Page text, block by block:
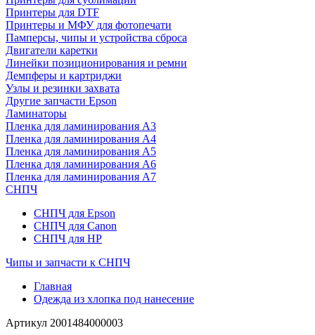
Принтеры для DTF
Принтеры и МФУ для фотопечати
Памперсы, чипы и устройства сброса
Двигатели каретки
Линейки позиционирования и ремни
Демпферы и картриджи
Узлы и резинки захвата
Другие запчасти Epson
Ламинаторы
Пленка для ламинирования А3
Пленка для ламинирования А4
Пленка для ламинирования А5
Пленка для ламинирования А6
Пленка для ламинирования А7
СНПЧ
СНПЧ для Epson
СНПЧ для Canon
СНПЧ для HP
Чипы и запчасти к СНПЧ
Главная
Одежда из хлопка под нанесение
Артикул 2001484000003